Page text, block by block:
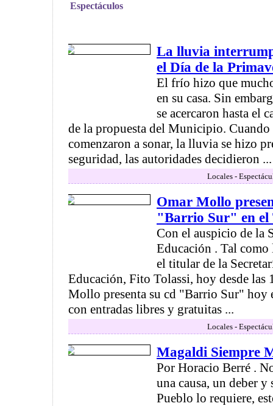
Espectáculos
La lluvia
el Día de la
El frío hizo que
en su casa. Sin
se acercaron hasta el
de la propuesta del Municipio. Cuando
comenzaron a sonar, la lluvia se hizo
seguridad, las autoridades decidieron ...
Locales -
Omar Mollo
"Barrio Sur" en el
Con el auspicio de la
Educación . Tal
el titular de la
Educación, Fito Tolassi, hoy desde las
Mollo presenta su cd "Barrio Sur" hoy
con entradas libres y gratuitas ...
Locales -
Magaldi Siempre
Por Horacio Berré .
una causa, un deber
Pueblo lo requiere,